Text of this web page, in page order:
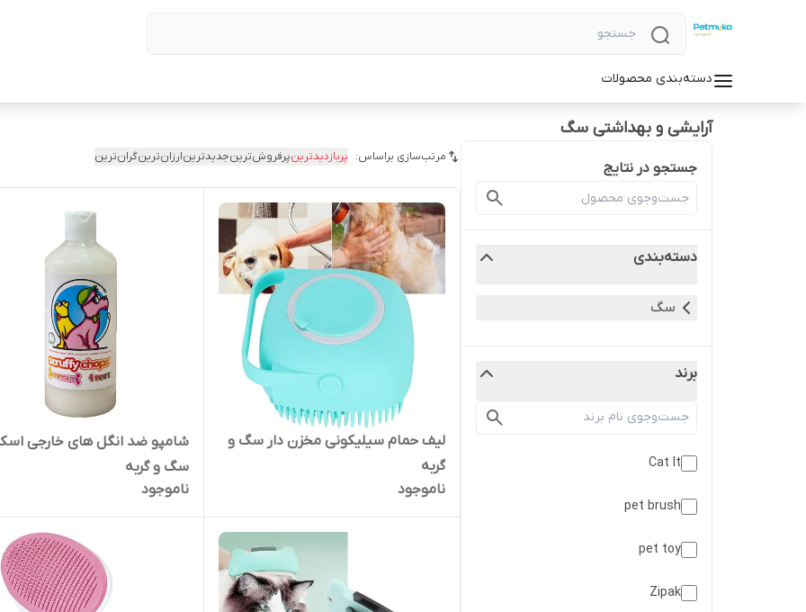
دسته‌بندی محصولات
آرایشی و بهداشتی سگ
جستجو در نتایج
دسته‌بندی
سگ
برند
Cat It
pet brush
pet toy
Zipak
مرتب‌سازی براساس: پربازدیدترینپرفروش‌ترینجدیدترینارزان‌ترینگران‌ترین
لیف حمام سیلیکونی مخزن دار سگ و
گربه
ناموجود
شامپو ضد انگل های خارجی
سگ و گربه
ناموجود